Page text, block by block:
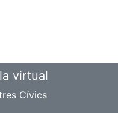
virtual
Cívics